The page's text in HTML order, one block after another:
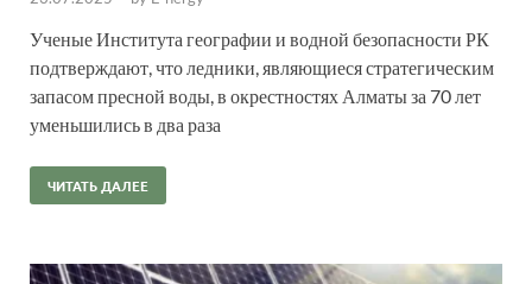
Ученые Института географии и водной безопасности РК
подтверждают, что ледники, являющиеся стратегическим
запасом пресной воды, в окрестностях Алматы за 70 лет
уменьшились в два раза
ЧИТАТЬ ДАЛЕЕ